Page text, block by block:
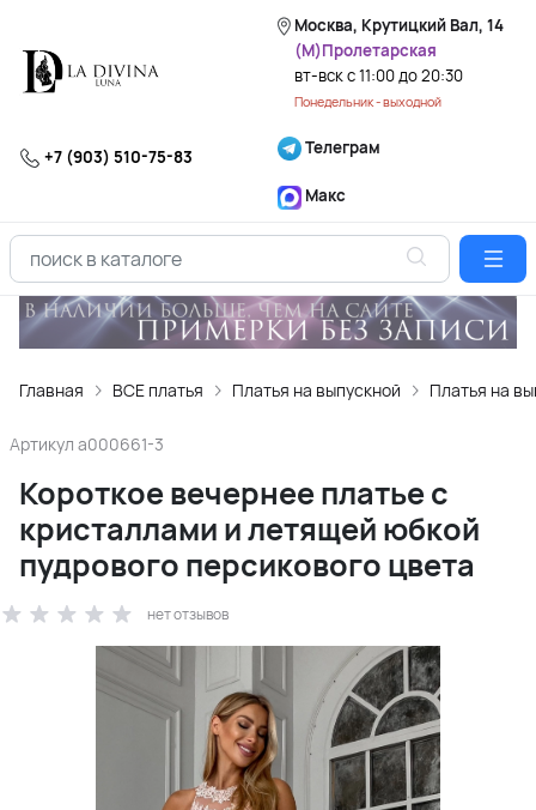
Москва, Крутицкий Вал, 14
(М)Пролетарская
вт-вск с 11:00 до 20:30
Понедельник - выходной
+7 (903) 510-75-83 Телеграм
Макс
Главная ВСЕ платья Платья на выпускной Платья на
Артикул a000661-3
Короткое вечернее платье с
кристаллами и летящей юбкой
пудрового персикового цвета
нет отзывов